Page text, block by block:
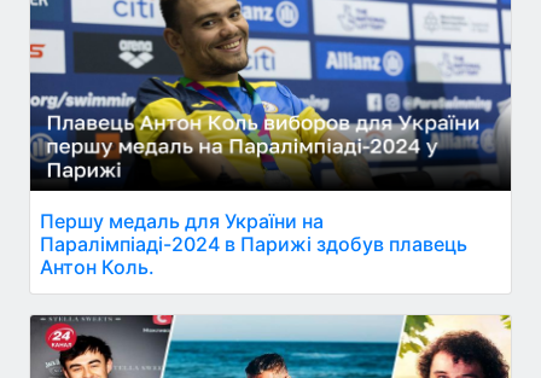
Першу медаль для України на
Паралімпіаді-2024 в Парижі здобув плавець
Антон Коль.